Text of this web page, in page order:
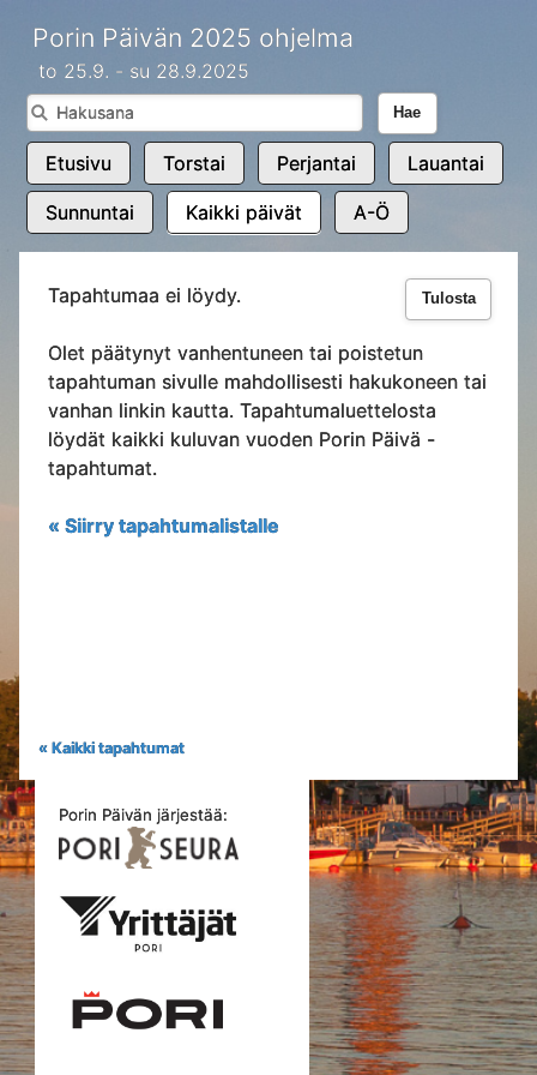
Porin Päivän 2025 ohjelma
to 25.9. - su 28.9.2025
Hae
Etusivu Torstai Perjantai Lauantai
Sunnuntai Kaikki päivät A-Ö
Tulosta
Tapahtumaa ei löydy.
Olet päätynyt vanhentuneen tai poistetun
tapahtuman sivulle mahdollisesti hakukoneen tai
vanhan linkin kautta. Tapahtumaluettelosta
löydät kaikki kuluvan vuoden Porin Päivä -
tapahtumat.
« Siirry tapahtumalistalle
« Kaikki tapahtumat
Porin Päivän järjestää: